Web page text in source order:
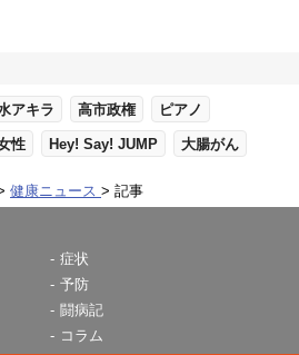
アキラ 高市政権 ピアノ
性 Hey! Say! JUMP 大腸がん
健康ニュース 記事
症状
予防
闘病記
コラム